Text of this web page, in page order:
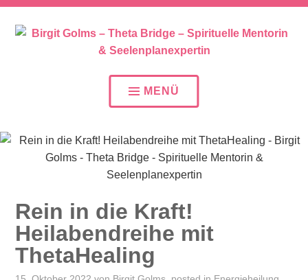
BIRGIT GOLMS – THETA
BRIDGE – SPIRITUELLE
MENTORIN &
SEELENPLANEXPERTIN
MENÜ
Rein in die Kraft!
Heilabendreihe mit
ThetaHealing